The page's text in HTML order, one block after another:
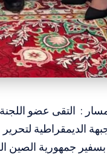
: التقى عضو
الديمقراطية
جمهورية الصين